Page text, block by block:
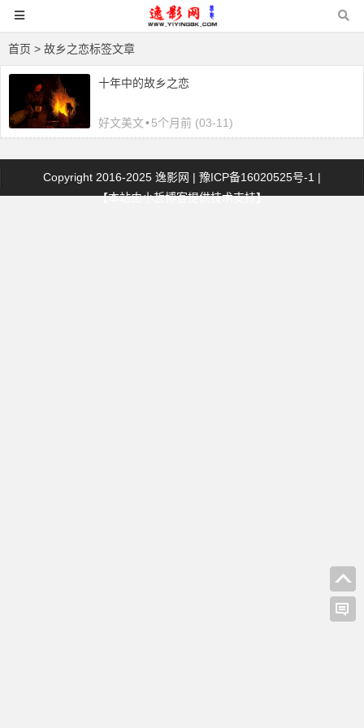
首页 > 故乡之恋标签文章
十年中的故乡之恋
好文美文•5个月前 (03-11)
Copyright 2016-2025 逸影网 | 豫ICP备16020525号-1 |
【本站由小哲博客提供技术支持】